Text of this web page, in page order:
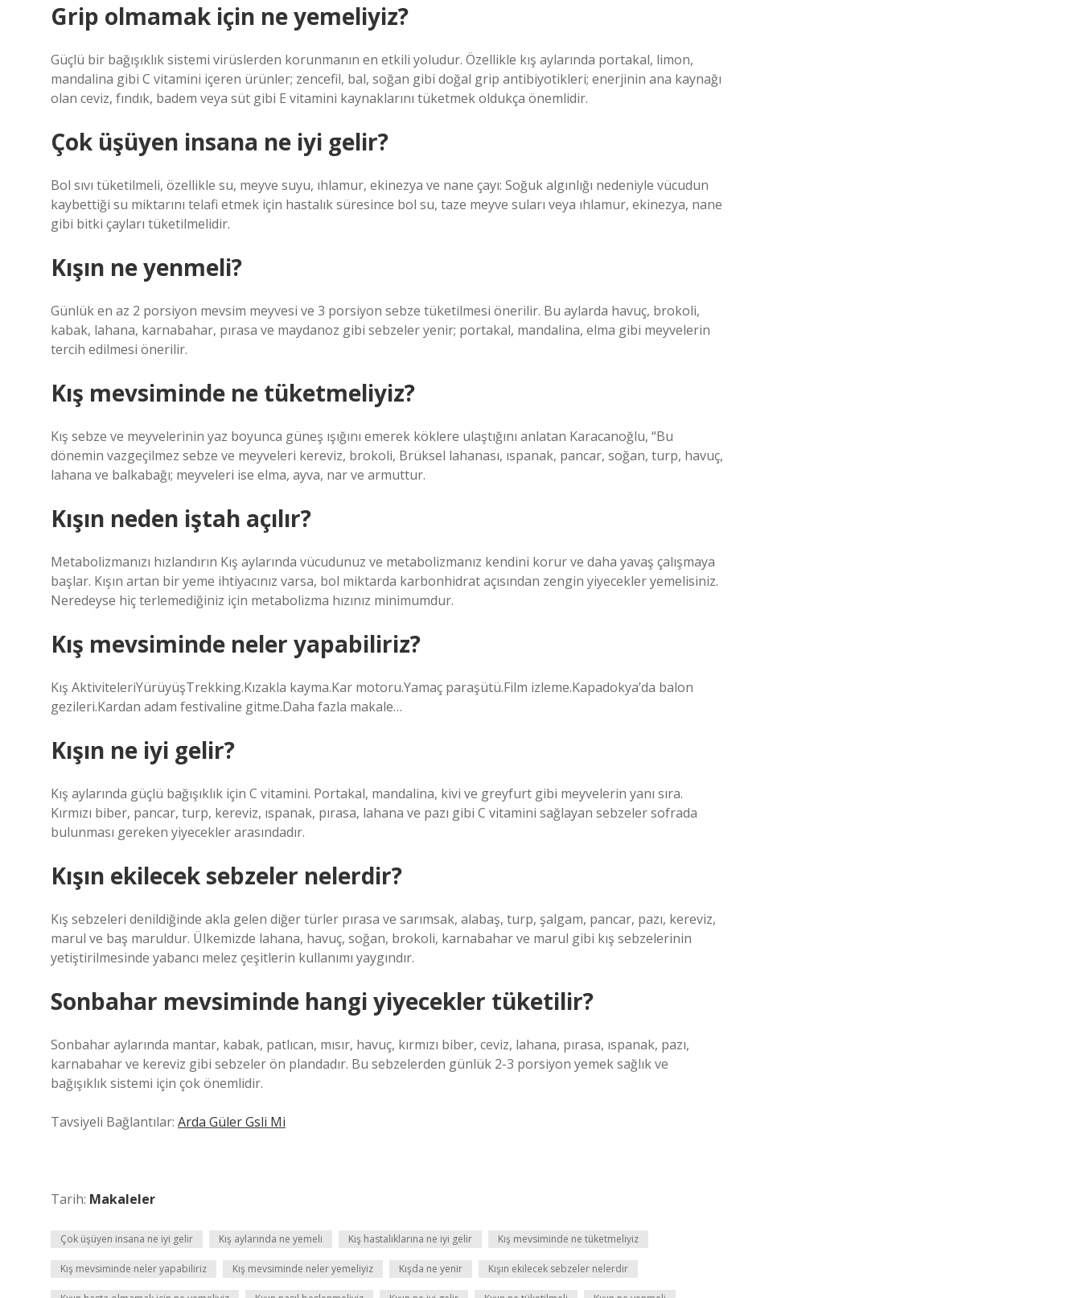
Grip olmamak için ne yemeliyiz?
Güçlü bir bağışıklık sistemi virüslerden korunmanın en etkili yoludur. Özellikle kış aylarında portakal, limon,
mandalina gibi C vitamini içeren ürünler; zencefil, bal, soğan gibi doğal grip antibiyotikleri; enerjinin ana kaynağı
olan ceviz, fındık, badem veya süt gibi E vitamini kaynaklarını tüketmek oldukça önemlidir.
Çok üşüyen insana ne iyi gelir?
Bol sıvı tüketilmeli, özellikle su, meyve suyu, ıhlamur, ekinezya ve nane çayı: Soğuk algınlığı nedeniyle vücudun
kaybettiği su miktarını telafi etmek için hastalık süresince bol su, taze meyve suları veya ıhlamur, ekinezya, nane
gibi bitki çayları tüketilmelidir.
Kışın ne yenmeli?
Günlük en az 2 porsiyon mevsim meyvesi ve 3 porsiyon sebze tüketilmesi önerilir. Bu aylarda havuç, brokoli,
kabak, lahana, karnabahar, pırasa ve maydanoz gibi sebzeler yenir; portakal, mandalina, elma gibi meyvelerin
tercih edilmesi önerilir.
Kış mevsiminde ne tüketmeliyiz?
Kış sebze ve meyvelerinin yaz boyunca güneş ışığını emerek köklere ulaştığını anlatan Karacanoğlu, “Bu
dönemin vazgeçilmez sebze ve meyveleri kereviz, brokoli, Brüksel lahanası, ıspanak, pancar, soğan, turp, havuç,
lahana ve balkabağı; meyveleri ise elma, ayva, nar ve armuttur.
Kışın neden iştah açılır?
Metabolizmanızı hızlandırın Kış aylarında vücudunuz ve metabolizmanız kendini korur ve daha yavaş çalışmaya
başlar. Kışın artan bir yeme ihtiyacınız varsa, bol miktarda karbonhidrat açısından zengin yiyecekler yemelisiniz.
Neredeyse hiç terlemediğiniz için metabolizma hızınız minimumdur.
Kış mevsiminde neler yapabiliriz?
Kış AktiviteleriYürüyüşTrekking.Kızakla kayma.Kar motoru.Yamaç paraşütü.Film izleme.Kapadokya’da balon
gezileri.Kardan adam festivaline gitme.Daha fazla makale…
Kışın ne iyi gelir?
Kış aylarında güçlü bağışıklık için C vitamini. Portakal, mandalina, kivi ve greyfurt gibi meyvelerin yanı sıra.
Kırmızı biber, pancar, turp, kereviz, ıspanak, pırasa, lahana ve pazı gibi C vitamini sağlayan sebzeler sofrada
bulunması gereken yiyecekler arasındadır.
Kışın ekilecek sebzeler nelerdir?
Kış sebzeleri denildiğinde akla gelen diğer türler pırasa ve sarımsak, alabaş, turp, şalgam, pancar, pazı, kereviz,
marul ve baş maruldur. Ülkemizde lahana, havuç, soğan, brokoli, karnabahar ve marul gibi kış sebzelerinin
yetiştirilmesinde yabancı melez çeşitlerin kullanımı yaygındır.
Sonbahar mevsiminde hangi yiyecekler tüketilir?
Sonbahar aylarında mantar, kabak, patlıcan, mısır, havuç, kırmızı biber, ceviz, lahana, pırasa, ıspanak, pazı,
karnabahar ve kereviz gibi sebzeler ön plandadır. Bu sebzelerden günlük 2-3 porsiyon yemek sağlık ve
bağışıklık sistemi için çok önemlidir.
Tavsiyeli Bağlantılar: Arda Güler Gsli Mi
Tarih: Makaleler
Çok üşüyen insana ne iyi gelir Kış aylarında ne yemeli Kış hastalıklarına ne iyi gelir Kış mevsiminde ne tüketmeliyiz
Kış mevsiminde neler yapabiliriz Kış mevsiminde neler yemeliyiz Kışda ne yenir Kışın ekilecek sebzeler nelerdir